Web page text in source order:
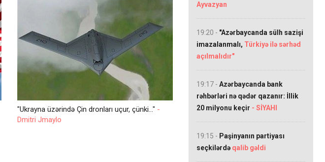
"Ukrayna üzərində Çin dronları uçur, çünki..." -
Dmitri Jmaylo
Ayvazyan
19:20 - "Azərbaycanda sülh sazişi
imazalanmalı, Türkiyə ilə sərhəd
açılmalıdır"
19:17 - Azərbaycanda bank
rəhbərləri nə qədər qazanır: İllik
20 milyonu keçir - SİYAHI
19:15 - Paşinyanın partiyası
seçkilərdə qalib gəldi